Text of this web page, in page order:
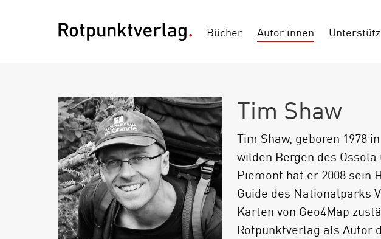
Bücher Autor:innen
Tim Shaw
Tim Shaw, geboren 1978
wilden Bergen des
Piemont hat er 2008 sein
Guide des Nationalparks
Karten von Geo4Map
Rotpunktverlag als Autor